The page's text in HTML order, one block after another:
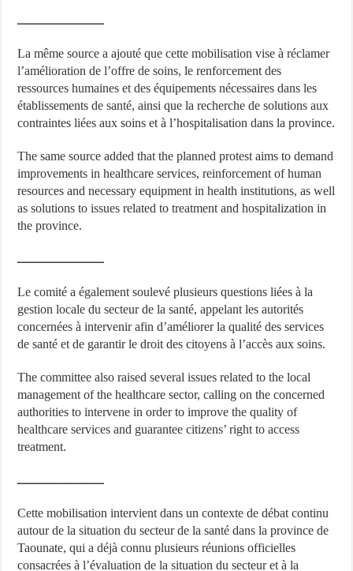
ــــــــــــــــــــــ
La même source a ajouté que cette mobilisation vise à réclamer
l’amélioration de l’offre de soins, le renforcement des
ressources humaines et des équipements nécessaires dans les
établissements de santé, ainsi que la recherche de solutions aux
contraintes liées aux soins et à l’hospitalisation dans la province.
The same source added that the planned protest aims to demand
improvements in healthcare services, reinforcement of human
resources and necessary equipment in health institutions, as well
as solutions to issues related to treatment and hospitalization in
the province.
ــــــــــــــــــــــ
Le comité a également soulevé plusieurs questions liées à la
gestion locale du secteur de la santé, appelant les autorités
concernées à intervenir afin d’améliorer la qualité des services
de santé et de garantir le droit des citoyens à l’accès aux soins.
The committee also raised several issues related to the local
management of the healthcare sector, calling on the concerned
authorities to intervene in order to improve the quality of
healthcare services and guarantee citizens’ right to access
treatment.
ــــــــــــــــــــــ
Cette mobilisation intervient dans un contexte de débat continu
autour de la situation du secteur de la santé dans la province de
Taounate, qui a déjà connu plusieurs réunions officielles
consacrées à l’évaluation de la situation du secteur et à la